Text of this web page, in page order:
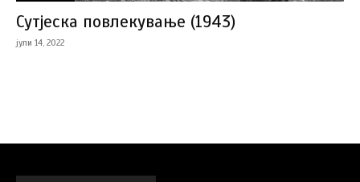
Сутјеска повлекување (1943)
јули 14, 2022